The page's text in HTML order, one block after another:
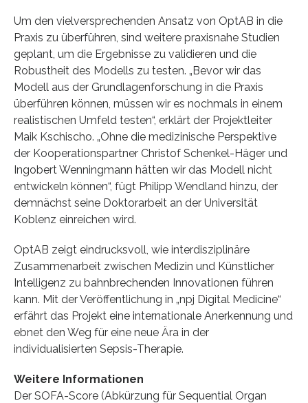
Um den vielversprechenden Ansatz von OptAB in die
Praxis zu überführen, sind weitere praxisnahe Studien
geplant, um die Ergebnisse zu validieren und die
Robustheit des Modells zu testen. „Bevor wir das
Modell aus der Grundlagenforschung in die Praxis
überführen können, müssen wir es nochmals in einem
realistischen Umfeld testen“, erklärt der Projektleiter
Maik Kschischo. „Ohne die medizinische Perspektive
der Kooperationspartner Christof Schenkel-Häger und
Ingobert Wenningmann hätten wir das Modell nicht
entwickeln können“, fügt Philipp Wendland hinzu, der
demnächst seine Doktorarbeit an der Universität
Koblenz einreichen wird.
OptAB zeigt eindrucksvoll, wie interdisziplinäre
Zusammenarbeit zwischen Medizin und Künstlicher
Intelligenz zu bahnbrechenden Innovationen führen
kann. Mit der Veröffentlichung in „npj Digital Medicine“
erfährt das Projekt eine internationale Anerkennung und
ebnet den Weg für eine neue Ära in der
individualisierten Sepsis-Therapie.
Weitere Informationen
Der SOFA-Score (Abkürzung für Sequential Organ